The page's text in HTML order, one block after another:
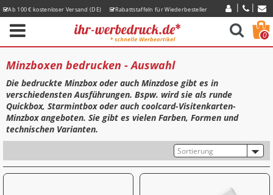
Ab 100 € kostenloser Versand (DE)
Rabattstaffeln für Wiederbesteller
0
Minzboxen bedrucken - Auswahl
Die bedruckte Minzbox oder auch Minzdose gibt es in
verschiedensten Ausführungen. Bspw. wird sie als runde
Quickbox, Starmintbox oder auch coolcard-Visitenkarten-
Minzbox angeboten. Sie gibt es vielen Farben, Formen und
technischen Varianten.